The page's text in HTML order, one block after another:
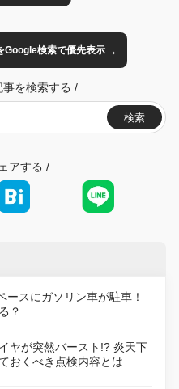
Google検索で優先表示→
を検索する /
検索
アする /
ースにガソリン車が駐車！
？
ヤが突然バースト!? 炎天下
おくべき点検内容とは